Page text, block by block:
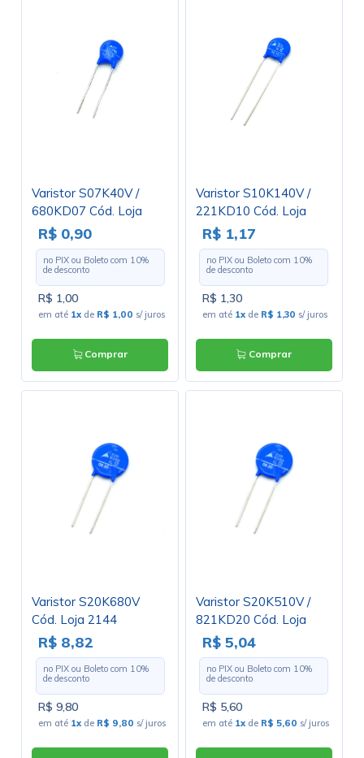
Varistor S07K40V /
680KD07 Cód. Loja
3319
R$ 0,90
no PIX ou Boleto com 10%
de desconto
R$ 1,00
em até 1x de R$ 1,00 s/ juros
Comprar
Varistor S10K140V /
221KD10 Cód. Loja
3136
R$ 1,17
no PIX ou Boleto com 10%
de desconto
R$ 1,30
em até 1x de R$ 1,30 s/ juros
Comprar
Varistor S20K680V
Cód. Loja 2144
R$ 8,82
no PIX ou Boleto com 10%
de desconto
R$ 9,80
em até 1x de R$ 9,80 s/ juros
Varistor S20K510V /
821KD20 Cód. Loja
3884
R$ 5,04
no PIX ou Boleto com 10%
de desconto
R$ 5,60
em até 1x de R$ 5,60 s/ juros